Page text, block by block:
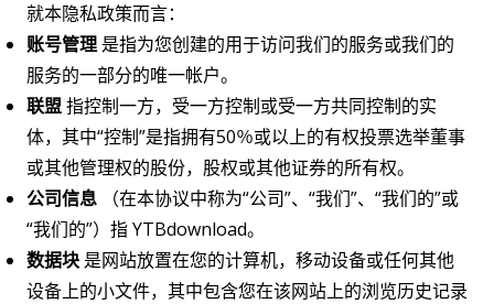
就本隐私政策而言：
账号管理 是指为您创建的用于访问我们的服务或我们的
服务的一部分的唯一帐户。
联盟指控制一方，受一方控制或受一方共同控制的实
体，其中“控制”是指拥有50％或以上的有权投票选举董事
或其他管理权的股份，股权或其他证券的所有权。
公司信息 （在本协议中称为“公司”、“我们”、“我们的”或
“我们的”）指 YTBdownload。
数据块 是网站放置在您的计算机，移动设备或任何其他
设备上的小文件，其中包含您在该网站上的浏览历史记录